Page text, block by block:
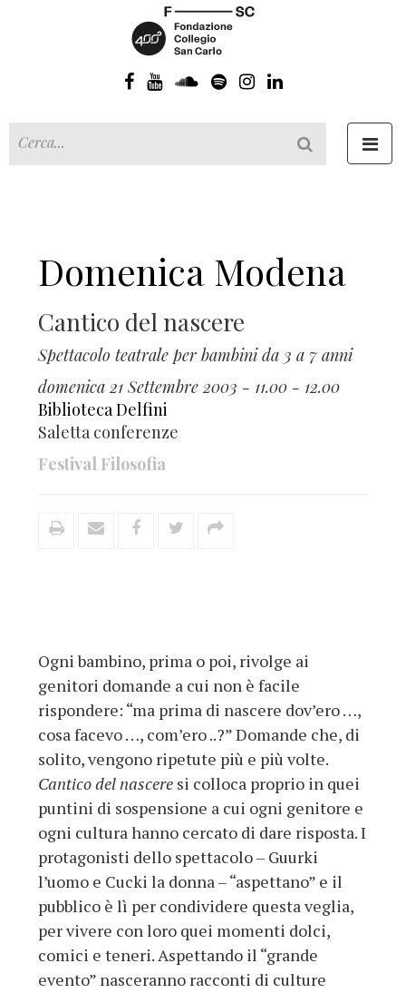
Domenica Modena
Cantico del nascere
Spettacolo teatrale per bambini da 3 a 7 anni
domenica 21 Settembre 2003 - 11.00 - 12.00
Biblioteca Delfini
Saletta conferenze
Festival Filosofia
Ogni bambino, prima o poi, rivolge ai
genitori domande a cui non è facile
rispondere: “ma prima di nascere dov’ero …,
cosa facevo …, com’ero ..?” Domande che, di
solito, vengono ripetute più e più volte.
Cantico del nascere si colloca proprio in quei
puntini di sospensione a cui ogni genitore e
ogni cultura hanno cercato di dare risposta. I
protagonisti dello spettacolo – Guurki
l’uomo e Cucki la donna – “aspettano” e il
pubblico è lì per condividere questa veglia,
per vivere con loro quei momenti dolci,
comici e teneri. Aspettando il “grande
evento” nasceranno racconti di culture